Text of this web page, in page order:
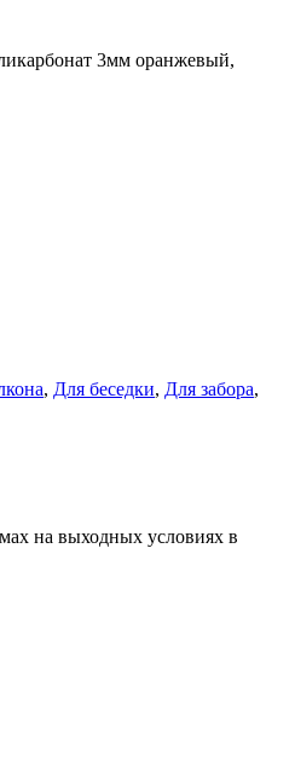
3мм оранжевый,
, Для беседки, Для забора,
на выходных условиях в